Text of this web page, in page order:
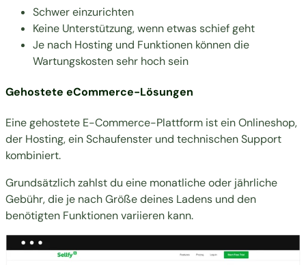
Schwer einzurichten
Keine Unterstützung, wenn etwas schief geht
Je nach Hosting und Funktionen können die
Wartungskosten sehr hoch sein
Gehostete eCommerce-Lösungen
Eine gehostete E-Commerce-Plattform ist ein Onlineshop,
der Hosting, ein Schaufenster und technischen Support
kombiniert.
Grundsätzlich zahlst du eine monatliche oder jährliche
Gebühr, die je nach Größe deines Ladens und den
benötigten Funktionen variieren kann.